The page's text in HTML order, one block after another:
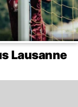
Lausanne